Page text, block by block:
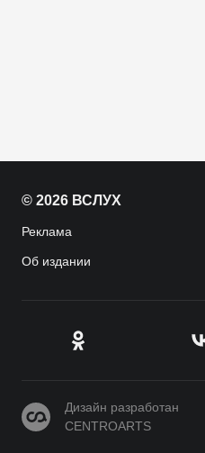
© 2026 ВСЛУХ
Реклама
Об издании
CENTROARTS